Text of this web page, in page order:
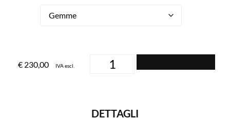
€ 230,00 IVA escl.
DETTAGLI